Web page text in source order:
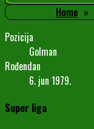
Home
Pozicija
Golman
Rođendan
6. jun 1979.
Super liga